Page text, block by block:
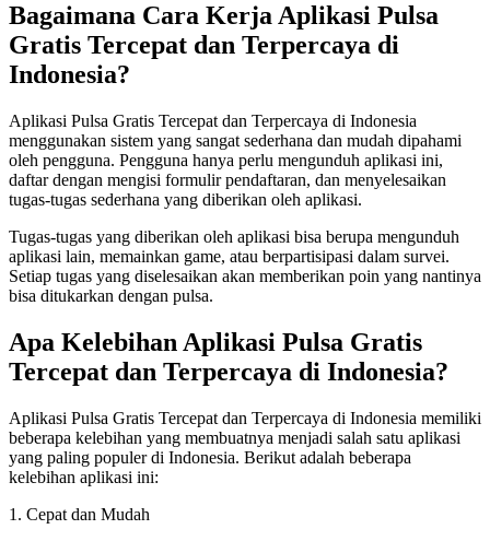
Bagaimana Cara Kerja Aplikasi Pulsa
Gratis Tercepat dan Terpercaya di
Indonesia?
Aplikasi Pulsa Gratis Tercepat dan Terpercaya di Indonesia
menggunakan sistem yang sangat sederhana dan mudah dipahami
oleh pengguna. Pengguna hanya perlu mengunduh aplikasi ini,
daftar dengan mengisi formulir pendaftaran, dan menyelesaikan
tugas-tugas sederhana yang diberikan oleh aplikasi.
Tugas-tugas yang diberikan oleh aplikasi bisa berupa mengunduh
aplikasi lain, memainkan game, atau berpartisipasi dalam survei.
Setiap tugas yang diselesaikan akan memberikan poin yang nantinya
bisa ditukarkan dengan pulsa.
Apa Kelebihan Aplikasi Pulsa Gratis
Tercepat dan Terpercaya di Indonesia?
Aplikasi Pulsa Gratis Tercepat dan Terpercaya di Indonesia memiliki
beberapa kelebihan yang membuatnya menjadi salah satu aplikasi
yang paling populer di Indonesia. Berikut adalah beberapa
kelebihan aplikasi ini:
1. Cepat dan Mudah